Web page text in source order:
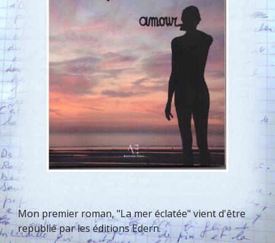
Mon premier roman, "La mer éclatée" vient d'être
republié par les éditions Edern.